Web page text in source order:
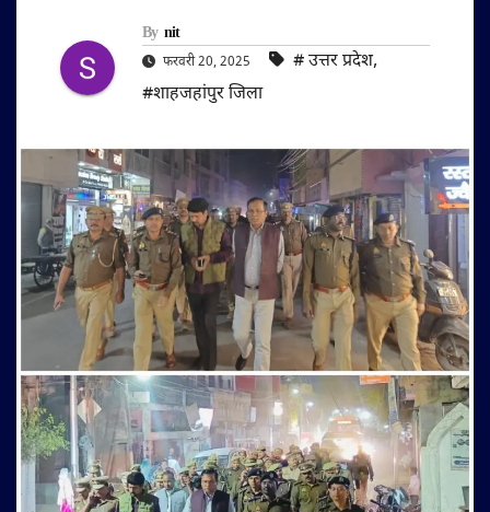
By nit
फरवरी 20, 2025 #‌ उत्तर प्रदेश,
#शाहजहांपुर जिला